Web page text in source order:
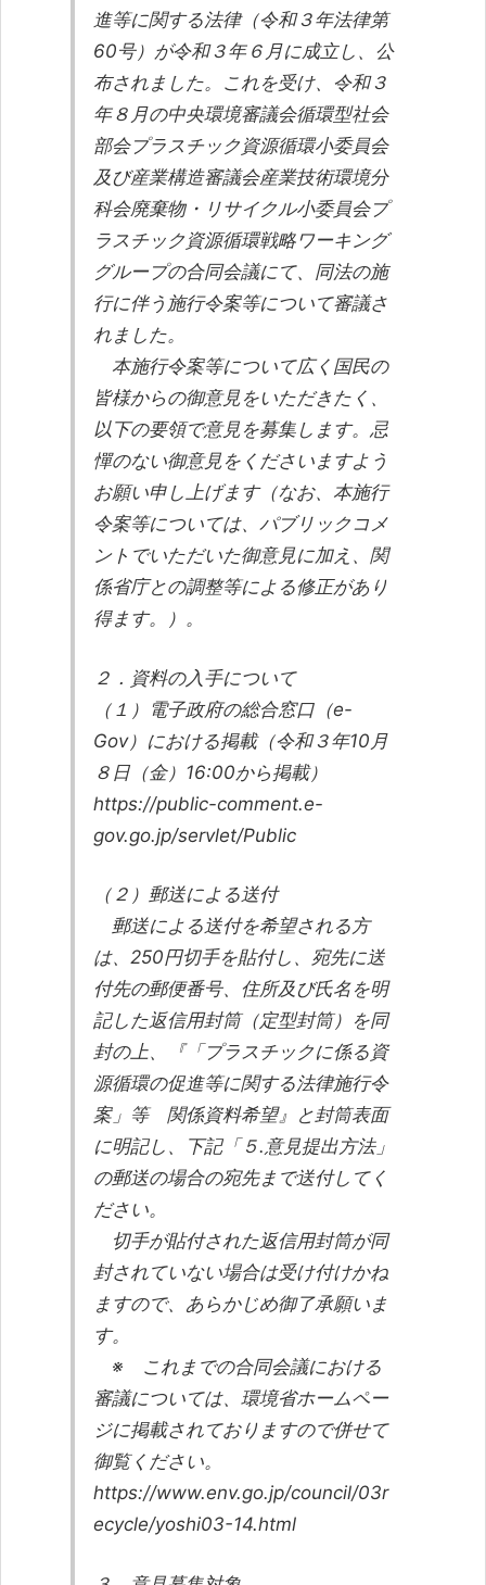
進等に関する法律（令和３年法律第
60号）が令和３年６月に成立し、公
布されました。これを受け、令和３
年８月の中央環境審議会循環型社会
部会プラスチック資源循環小委員会
及び産業構造審議会産業技術環境分
科会廃棄物・リサイクル小委員会プ
ラスチック資源循環戦略ワーキング
グループの合同会議にて、同法の施
行に伴う施行令案等について審議さ
れました。
本施行令案等について広く国民の
皆様からの御意見をいただきたく、
以下の要領で意見を募集します。忌
憚のない御意見をくださいますよう
お願い申し上げます（なお、本施行
令案等については、パブリックコメ
ントでいただいた御意見に加え、関
係省庁との調整等による修正があり
得ます。）。
２．資料の入手について
（１）電子政府の総合窓口（e-
Gov）における掲載（令和３年10月
８日（金）16:00から掲載）
https://public-comment.e-
gov.go.jp/servlet/Public
（２）郵送による送付
郵送による送付を希望される方
は、250円切手を貼付し、宛先に送
付先の郵便番号、住所及び氏名を明
記した返信用封筒（定型封筒）を同
封の上、『「プラスチックに係る資
源循環の促進等に関する法律施行令
案」等 関係資料希望』と封筒表面
に明記し、下記「５.意見提出方法」
の郵送の場合の宛先まで送付してく
ださい。
切手が貼付された返信用封筒が同
封されていない場合は受け付けかね
ますので、あらかじめ御了承願いま
す。
※ これまでの合同会議における
審議については、環境省ホームペー
ジに掲載されておりますので併せて
御覧ください。
https://www.env.go.jp/council/03r
ecycle/yoshi03-14.html